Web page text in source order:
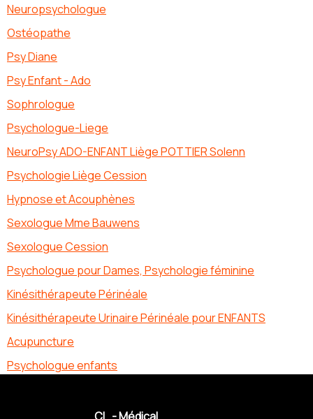
Neuropsychologue
Ostéopathe
Psy Diane
Psy Enfant - Ado
Sophrologue
Psychologue-Liege
NeuroPsy ADO-ENFANT Liège POTTIER Solenn
Psychologie Liège Cession
Hypnose et Acouphènes
Sexologue Mme Bauwens
Sexologue Cession
Psychologue pour Dames, Psychologie féminine
Kinésithérapeute Périnéale
Kinésithérapeute Urinaire Périnéale pour ENFANTS
Acupuncture
Psychologue enfants